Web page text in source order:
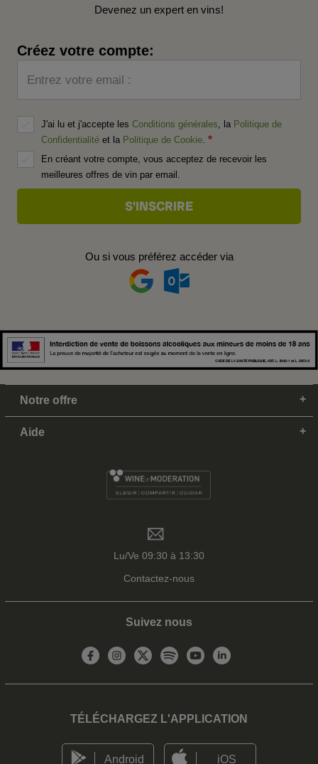
Devenez un expert en vins!
Créez votre compte:
Entrez votre email :
J'ai lu et j'accepte les Conditions générales , la Politique de
Confidentialité et la Politique de Cookie
En créant votre compte, vous acceptez de recevoir les
meilleures offres de vin par email.
Ou si vous préférez accéder via
Notre offre
Aide
Lu/Ve 09:30 à 13:30
Contactez-nous
Suivez nous
TÉLÉCHARGEZ L'APPLICATION
Android iOS